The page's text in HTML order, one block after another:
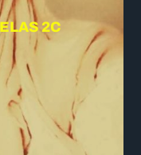
2C